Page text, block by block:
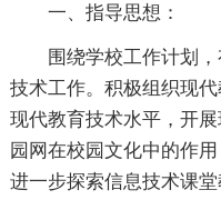
一、指导思想：
围绕学校工作计划
技术工作。积极组织现
现代教育技术水平，开
园网在校园文化中的作
进一步探索信息技术课